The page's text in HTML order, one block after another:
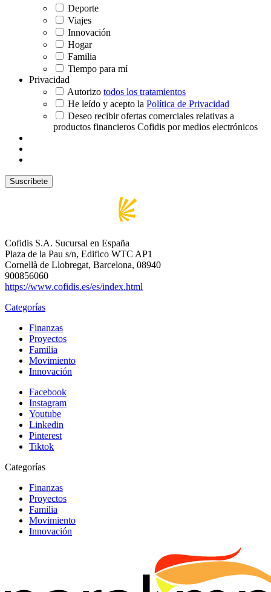
Deporte
Viajes
Innovación
Hogar
Familia
Tiempo para mí
Privacidad
Autorizo todos los tratamientos
He leído y acepto la Política de Privacidad
Deseo recibir ofertas comerciales relativas a
productos financieros Cofidis por medios electrónicos
Cofidis S.A. Sucursal en España
Plaza de la Pau s/n, Edifico WTC AP1
Cornellà de Llobregat, Barcelona, 08940
900856060
https://www.cofidis.es/es/index.html
Categorías
Finanzas
Proyectos
Familia
Movimiento
Innovación
Facebook
Instagram
Youtube
Linkedin
Pinterest
Tiktok
Categorías
Finanzas
Proyectos
Familia
Movimiento
Innovación